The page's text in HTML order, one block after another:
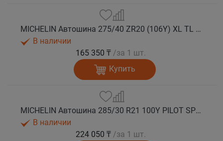
MICHELIN Автошина 275/40 ZR20 (106Y) XL TL PILOT SPORT 4S лето
В наличии
165 350 ₸ /за 1 шт.
Купить
MICHELIN Автошина 285/30 R21 100Y PILOT SPORT 4S лето
В наличии
224 050 ₸ /за 1 шт.